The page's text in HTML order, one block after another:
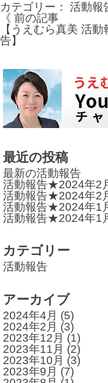
カテゴリー： 活動報
投
稿
ビ
ゲ
ー
ョ
ン
《 前の記事
【うえむら真美 活動
告】
最近の投稿
最新の活動報告
活動報告★2024年2
活動報告★2024年2
活動報告★2024年1
活動報告★2024年1
カテゴリー
活動報告
アーカイブ
2024年4月 (5)
2024年2月 (3)
2023年12月 (1)
2023年11月 (2)
2023年10月 (3)
2023年9月 (7)